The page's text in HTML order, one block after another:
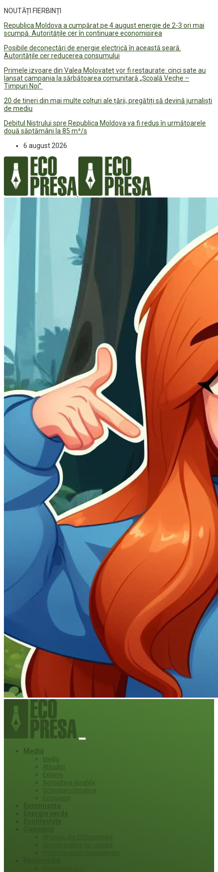
NOUTĂȚI FIERBINȚI
Republica Moldova a cumpărat pe 4 august energie de 2-3 ori mai
scumpă. Autoritățile cer în continuare economisirea
Posibile deconectări de energie electrică în această seară.
Autoritățile cer reducerea consumului
Primele izvoare din Valea Molovateț vor fi restaurate: cinci sate au
lansat campania la sărbătoarea comunitară „Școală Veche –
Timpuri Noi”
20 de tineri din mai multe colțuri ale țării, pregătiți să devină jurnaliști
de mediu
Debitul Nistrului spre Republica Moldova va fi redus în următoarele
două săptămâni la 85 m³/s
6 august 2026
Mediu
Mediu
Atitudini
Externe
Agricultura durabila
Schimbari climatice
Ecoturism